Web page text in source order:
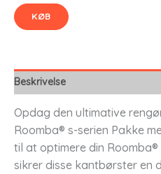
KØB
Beskrivelse
Opdag den ultimative
Roomba® s-serien Pakke
til at optimere din
sikrer disse kantbørster en